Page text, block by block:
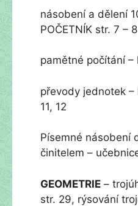
násobení a dělení
POČETNÍK str. 7 – 8
pamětné počítání –
převody jednotek –
11, 12
Písemné násobení
činitelem –
GEOMETRIE –
str. 29, rýsování